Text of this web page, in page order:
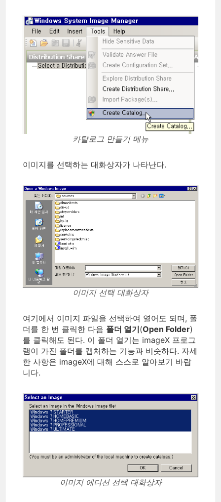
카탈로그 만들기 메뉴
이미지를 선택하는 대화상자가 나타난다.
이미지 선택 대화상자
여기에서 이미지 파일을 선택하여 열어도 되며, 폴
더를 한 번 클릭한 다음 폴더 열기(Open Folder)
를 클릭해도 된다. 이 폴더 열기는 imageX 프로그
램이 가진 폴더를 캡처하는 기능과 비슷하다. 자세
한 사항은 imageX에 대해 스스로 알아보기 바랍
니다.
이미지 에디션 선택 대화상자